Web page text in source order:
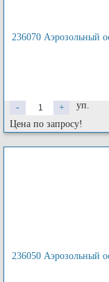
236070 Аэрозольный
- +
уп.
Цена по запросу!
236050 Аэрозольный